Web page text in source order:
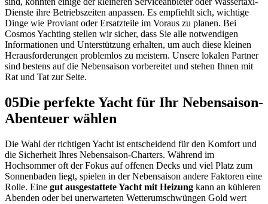
Dienste ihre Betriebszeiten anpassen. Es empfiehlt sich, wichtige
Dinge wie Proviant oder Ersatzteile im Voraus zu planen. Bei
Cosmos Yachting stellen wir sicher, dass Sie alle notwendigen
Informationen und Unterstützung erhalten, um auch diese kleinen
Herausforderungen problemlos zu meistern. Unsere lokalen Partner
sind bestens auf die Nebensaison vorbereitet und stehen Ihnen mit
Rat und Tat zur Seite.
05Die perfekte Yacht für Ihr Nebensaison-
Abenteuer wählen
Die Wahl der richtigen Yacht ist entscheidend für den Komfort und
die Sicherheit Ihres Nebensaison-Charters. Während im
Hochsommer oft der Fokus auf offenen Decks und viel Platz zum
Sonnenbaden liegt, spielen in der Nebensaison andere Faktoren eine
Rolle. Eine gut ausgestattete Yacht mit Heizung kann an kühleren
Abenden oder bei unerwarteten Wetterumschwüngen Gold wert